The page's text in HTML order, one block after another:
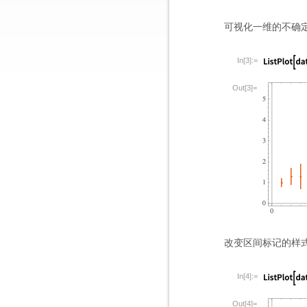
可视化一维的不确
In[3]:=
Out[3]=
改变区间标记的样
In[4]:=
Out[4]=